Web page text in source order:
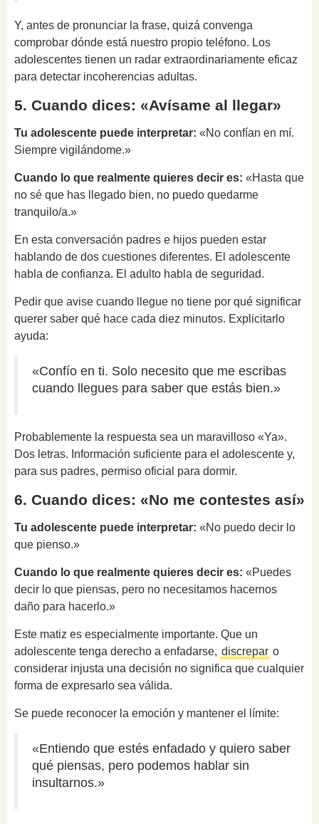
Y, antes de pronunciar la frase, quizá convenga
comprobar dónde está nuestro propio teléfono. Los
adolescentes tienen un radar extraordinariamente eficaz
para detectar incoherencias adultas.
5. Cuando dices: «Avísame al llegar»
Tu adolescente puede interpretar: «No confían en mí.
Siempre vigilándome.»
Cuando lo que realmente quieres decir es: «Hasta que
no sé que has llegado bien, no puedo quedarme
tranquilo/a.»
En esta conversación padres e hijos pueden estar
hablando de dos cuestiones diferentes. El adolescente
habla de confianza. El adulto habla de seguridad.
Pedir que avise cuando llegue no tiene por qué significar
querer saber qué hace cada diez minutos. Explicitarlo
ayuda:
«Confío en ti. Solo necesito que me escribas
cuando llegues para saber que estás bien.»
Probablemente la respuesta sea un maravilloso «Ya».
Dos letras. Información suficiente para el adolescente y,
para sus padres, permiso oficial para dormir.
6. Cuando dices: «No me contestes así»
Tu adolescente puede interpretar: «No puedo decir lo
que pienso.»
Cuando lo que realmente quieres decir es: «Puedes
decir lo que piensas, pero no necesitamos hacernos
daño para hacerlo.»
Este matiz es especialmente importante. Que un
adolescente tenga derecho a enfadarse, discrepar o
considerar injusta una decisión no significa que cualquier
forma de expresarlo sea válida.
Se puede reconocer la emoción y mantener el límite:
«Entiendo que estés enfadado y quiero saber
qué piensas, pero podemos hablar sin
insultarnos.»